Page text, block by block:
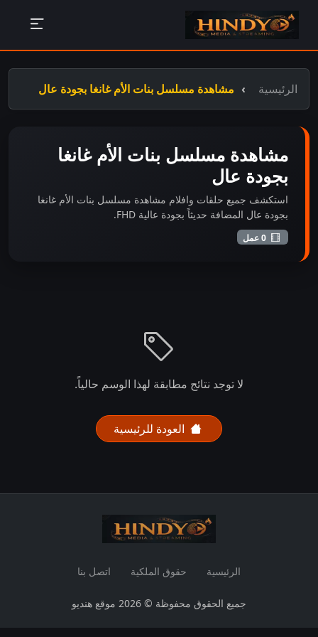
الرئيسية مشاهدة مسلسل بنات الأم غانغا بجودة عال
مشاهدة مسلسل بنات الأم غانغا
بجودة عال
استكشف جميع حلقات وافلام مشاهدة مسلسل بنات الأم غانغا
بجودة عال المضافة حديثاً بجودة عالية FHD.
لا توجد نتائج مطابقة لهذا الوسم حالياً.
العودة للرئيسية
الرئيسية حقوق الملكية اتصل بنا
جميع الحقوق محفوظة © 2026 موقع هنديو